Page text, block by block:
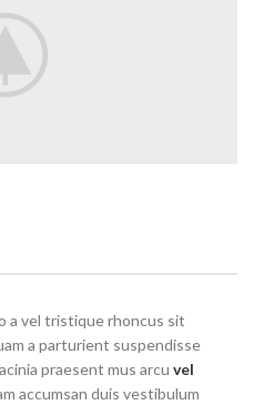
a vel tristique rhoncus sit
a parturient suspendisse
praesent mus arcu vel
accumsan duis vestibulum